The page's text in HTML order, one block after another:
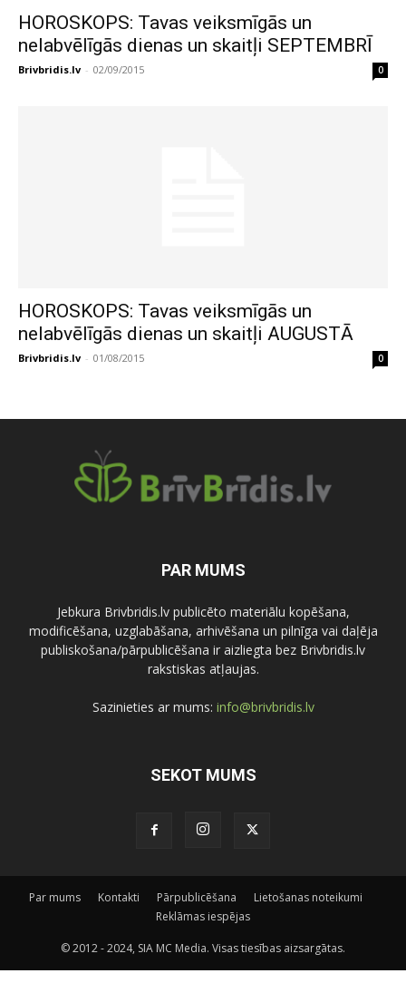
HOROSKOPS: Tavas veiksmīgās un
nelabvēlīgās dienas un skaitļi SEPTEMBRĪ
Brivbridis.lv - 02/09/2015 0
HOROSKOPS: Tavas veiksmīgās un
nelabvēlīgās dienas un skaitļi AUGUSTĀ
Brivbridis.lv - 01/08/2015 0
PAR MUMS
Jebkura Brivbridis.lv publicēto materiālu kopēšana,
modificēšana, uzglabāšana, arhivēšana un pilnīga vai daļēja
publiskošana/pārpublicēšana ir aizliegta bez Brivbridis.lv
rakstiskas atļaujas.
Sazinieties ar mums: info@brivbridis.lv
SEKOT MUMS
Par mums Kontakti Pārpublicēšana
Lietošanas noteikumi
Reklāmas iespējas
© 2012 - 2024, SIA MC Media. Visas tiesības aizsargātas.